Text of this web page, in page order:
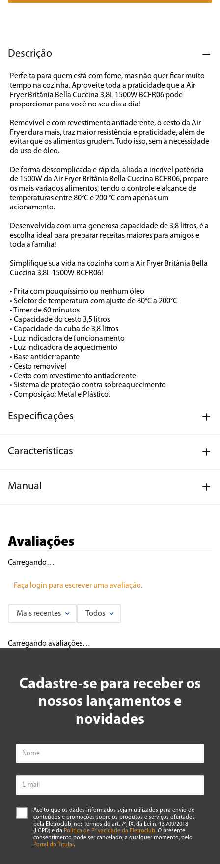
Descrição
Perfeita para quem está com fome, mas não quer ficar muito
tempo na cozinha. Aproveite toda a praticidade que a Air
Fryer Britânia Bella Cuccina 3,8L 1500W BCFR06 pode
proporcionar para você no seu dia a dia!
Removível e com revestimento antiaderente, o cesto da Air
Fryer dura mais, traz maior resistência e praticidade, além de
evitar que os alimentos grudem. Tudo isso, sem a necessidade
do uso de óleo.
De forma descomplicada e rápida, aliada a incrível potência
de 1500W da Air Fryer Britânia Bella Cuccina BCFR06, prepare
os mais variados alimentos, tendo o controle e alcance de
temperaturas entre 80°C e 200 °C com apenas um
acionamento.
Desenvolvida com uma generosa capacidade de 3,8 litros, é a
escolha ideal para preparar receitas maiores para amigos e
toda a família!
Simplifique sua vida na cozinha com a Air Fryer Britânia Bella
Cuccina 3,8L 1500W BCFR06!
• Frita com pouquíssimo ou nenhum óleo
• Seletor de temperatura com ajuste de 80°C a 200°C
• Timer de 60 minutos
• Capacidade do cesto 3,5 litros
• Capacidade da cuba de 3,8 litros
• Luz indicadora de funcionamento
• Luz indicadora de aquecimento
• Base antiderrapante
• Cesto removível
• Cesto com revestimento antiaderente
• Sistema de proteção contra sobreaquecimento
• Composição: Metal e Plástico.
Especificações
Características
Manual
Avaliações
Carregando…
Faça login para escrever uma avaliação.
Mais recentes Todos
Carregando avaliações…
Cadastre-se para receber os
nossos lançamentos e
novidades
Aceito que os dados informados sejam utilizados para envio de
conteúdos e promoções sobre os produtos e serviços ofertados
pela Eletroclub, nos termos do art. 7º, IX, da Lei n. 13.709/2018
(LGPD) e da Política de Privacidade da Eletroclub. O presente
consentimento pode ser cancelado, a qualquer momento, pelo
Portal do Titular.
7º liquidificador
ventilador